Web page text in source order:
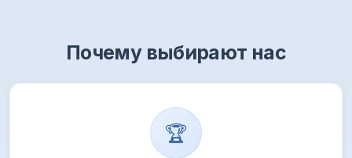
Почему выбирают нас
🏆